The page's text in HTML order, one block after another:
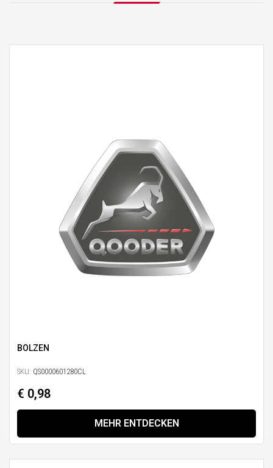
BOLZEN
SKU: QS0000601280CL
€ 0,98
MEHR ENTDECKEN